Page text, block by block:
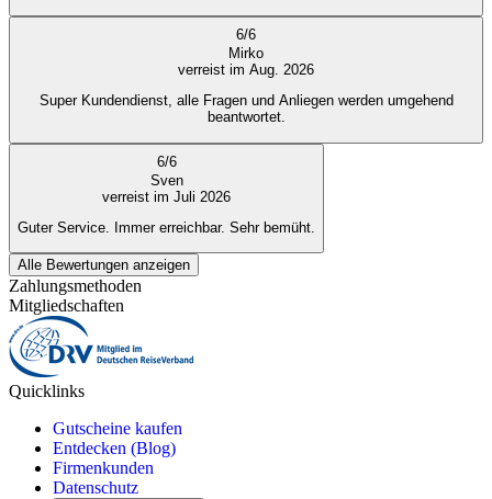
6/6
Mirko
verreist im Aug. 2026
Super Kundendienst, alle Fragen und Anliegen werden umgehend
beantwortet.
6/6
Sven
verreist im Juli 2026
Guter Service. Immer erreichbar. Sehr bemüht.
Alle Bewertungen anzeigen
Zahlungsmethoden
Mitgliedschaften
Quicklinks
Gutscheine kaufen
Entdecken (Blog)
Firmenkunden
Datenschutz